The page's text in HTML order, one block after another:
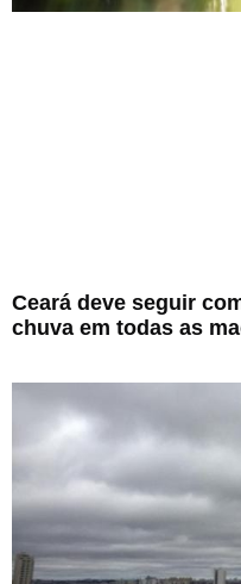
Ceará deve seguir
chuva em todas as